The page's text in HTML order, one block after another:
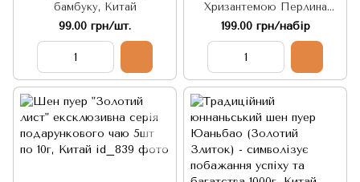
бамбуку, Китай
99.00 грн/шт.
Хризантемою Перлина
Дракона 5 штук
199.00 грн/набір